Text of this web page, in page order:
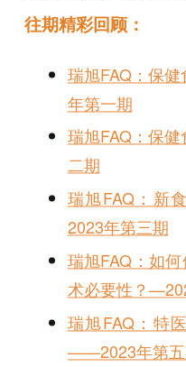
往期精彩回顾：
瑞旭FAQ：保
年第一期
瑞旭FAQ：保
二期
瑞旭FAQ：新
2023年第三期
瑞旭FAQ：如
术必要性？
瑞旭FAQ：特
——2023年第